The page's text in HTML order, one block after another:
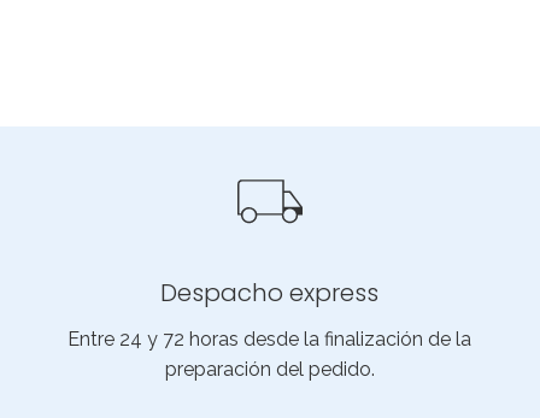
Despacho express
Entre 24 y 72 horas desde la finalización de la
preparación del pedido.